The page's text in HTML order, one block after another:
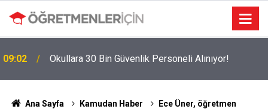
19:01
Öncelik Hangi Alanın Oldu?
Ana Sayfa Kamudan Haber
Ece Üner, öğretmen